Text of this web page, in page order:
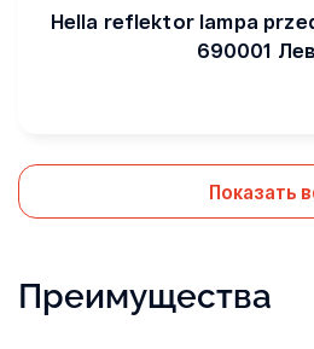
Hella reflektor lampa
690001
Показать
Преимущества